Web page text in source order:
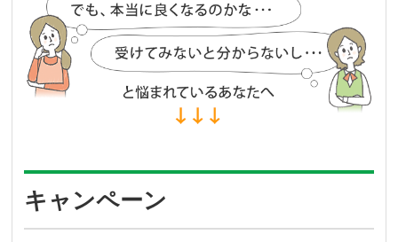
キャンペーン